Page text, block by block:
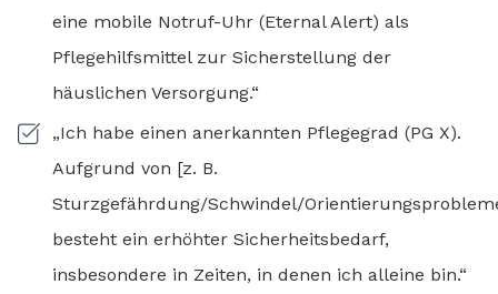
eine mobile Notruf-Uhr (Eternal Alert) als
Pflegehilfsmittel zur Sicherstellung der
häuslichen Versorgung.“
„Ich habe einen anerkannten Pflegegrad (PG X).
Aufgrund von [z. B.
Sturzgefährdung/Schwindel/
besteht ein erhöhter Sicherheitsbedarf,
insbesondere in Zeiten, in denen ich alleine bin.“